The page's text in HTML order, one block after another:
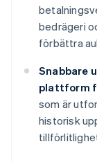
bedrägeri
förbättra
Snabbare
plattform
som är
historisk